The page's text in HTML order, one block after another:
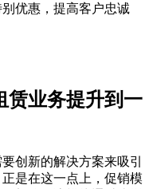
优惠，提高客户忠诚
赁业务提升到一
创新的解决方案来吸引
是在这一点上，促销模